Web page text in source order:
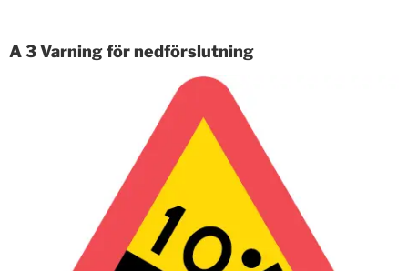
A 3 Varning för nedförslutning